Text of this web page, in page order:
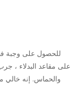
للحصول على وجبة
على مقاعد البدلاء ،
والحماس. إنه خالي